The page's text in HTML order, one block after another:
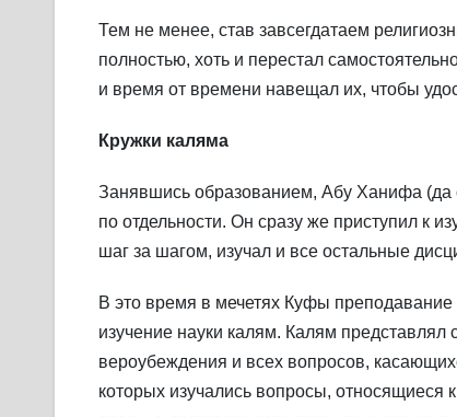
Тем не менее, став завсегдатаем
полностью, хоть и перестал
и время от времени навещал их, чтобы
Кружки каляма
Занявшись образованием, Абу Ханифа (да
по отдельности. Он сразу же приступил к
шаг за шагом, изучал и все остальные
В это время в мечетях Куфы
изучение науки калям. Калям представлял
вероубеждения и всех вопросов,
которых изучались вопросы, относящиеся